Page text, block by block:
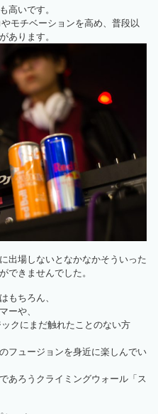
高いです。
モチベーションを高め、普段以
あります。
出場しないとなかなかそういった
できませんでした。
もちろん、
ーや、
クにまだ触れたことのない方
フュージョンを身近に楽しんでい
あろうクライミングウォール「ス